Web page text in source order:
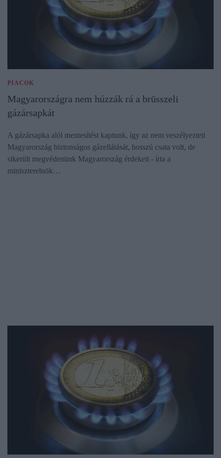
PIACOK
Magyarországra nem húzzák rá a brüsszeli
gázársapkát
A gázársapka alól mentesítést kaptunk, így az nem veszélyezteti
Magyarország biztonságos gázellátását, hosszú csata volt, de
sikerült megvédenünk Magyarország érdekeit - írta a
miniszterelnök…